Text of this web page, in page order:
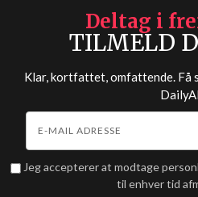
Deltag i
TILMELD
Klar, kortfattet, omfattende. Få
DailyAI
Jeg accepterer at modtage
til enhver tid